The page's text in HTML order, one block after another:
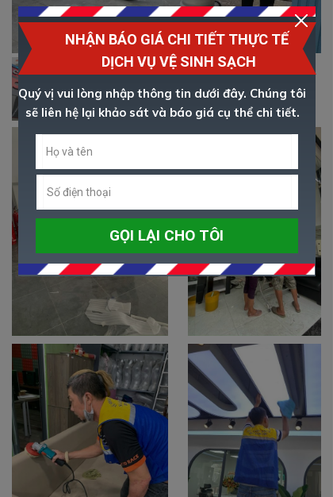
GỌI LẠI CHO TÔI
NHẬN BÁO GIÁ CHI TIẾT THỰC TẾ
DỊCH VỤ VỆ SINH SẠCH
Quý vị vui lòng nhập thông tin dưới đây. Chúng tôi
sẽ liên hệ lại khảo sát và báo giá cụ thể chi tiết.